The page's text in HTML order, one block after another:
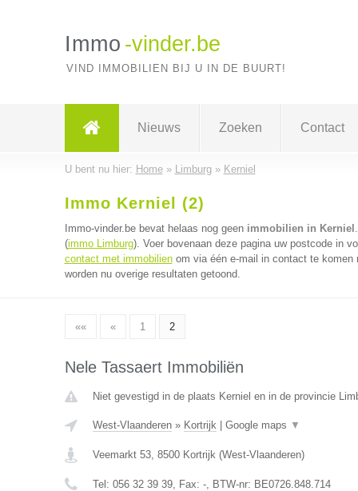
Immo -vinder.be
VIND IMMOBILIEN BIJ U IN DE BUURT!
Nieuws Zoeken Contact
U bent nu hier: Home» Limburg» Kerniel
Immo Kerniel (2)
Immo-vinder.be bevat helaas nog geen immobilien in Kerniel
(immo Limburg). Voer bovenaan deze pagina uw postcode in
contact met immobilienom via één e-mail in contact te komen
worden nu overige resultaten getoond.
«« « 1 2
Nele Tassaert Immobiliën
Niet gevestigd in de plaats Kerniel en in de provincie
West-Vlaanderen» Kortrijk| Google maps ▼
Veemarkt 53, 8500 Kortrijk(West-Vlaanderen)
Tel: 056 32 39 39, Fax: -, BTW-nr: BE0726.848.714